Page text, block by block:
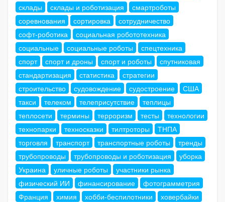
склады
склады и роботизация
смартроботы
соревнования
сортировка
сотрудничество
софт-роботика
социальная робототехника
социальные
социальные роботы
спецтехника
спорт
спорт и дроны спорт и роботы
спутниковая
стандартизация
статистика
стратегии
строительство
судовождение судостроение
США
такси
телеком телеприсутствие
теплицы
теплосети
термины терроризм тесты
технологии
технопарки
техносказки тилтроторы
ТНПА
торговля
транспорт транспортные роботы
тренды
трубопроводы
трубопроводы и роботизация
уборка
Украина
уличные роботы
участники рынка
физический ИИ
финансирование
фотограмметрия
Франция
химия хобби-беспилотники
ховербайки